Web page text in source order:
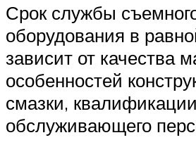
Срок службы
оборудования в
зависит от качества
особенностей
смазки,
обслуживающего